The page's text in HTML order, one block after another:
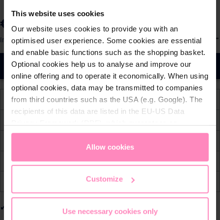
This website uses cookies
Our website uses cookies to provide you with an
optimised user experience. Some cookies are essential
and enable basic functions such as the shopping basket.
Optional cookies help us to analyse and improve our
online offering and to operate it economically. When using
optional cookies, data may be transmitted to companies
from third countries such as the USA (e.g. Google). The
recipients of this data are listed in the EU-US Data
appropriate level of data protection. You canaccept all
only allow necessary cookies
access and change your chosen setting at any time in
Allow cookies
Customize
Use necessary cookies only
€ 12,99 Prijzen incl. BTW en excl. verzendkosten
Inhoud:1
In de winkelmand
Beschikbaar, levertijd: 2-4 dagen
Gemakkelijke en veilige betaling
Schnell einziehend